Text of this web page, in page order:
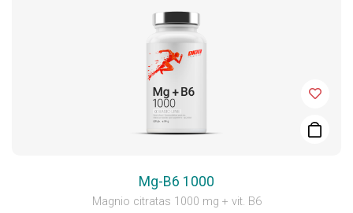
Mg-B6 1000
Magnio citratas 1000 mg + vit. B6